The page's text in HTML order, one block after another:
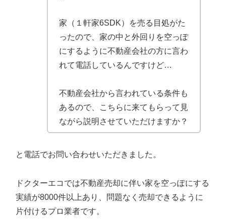
家 （１軒家6SDK）
を売る目処がた
ったので、家の中と外回りを空っぽ
にするように不動産会社の方に言わ
れて電話しているんですけど…
不動産会社から言われている条件も
あるので、こちらに来てもらって見
ながら説明させていただけますか？
と電話でお問い合わせいただきました。
ドクターエコでは不動産売却に伴い家を空っぽにする
実績が8000件以上あり、問題なく売却できるように
片付けるプロ業者です。